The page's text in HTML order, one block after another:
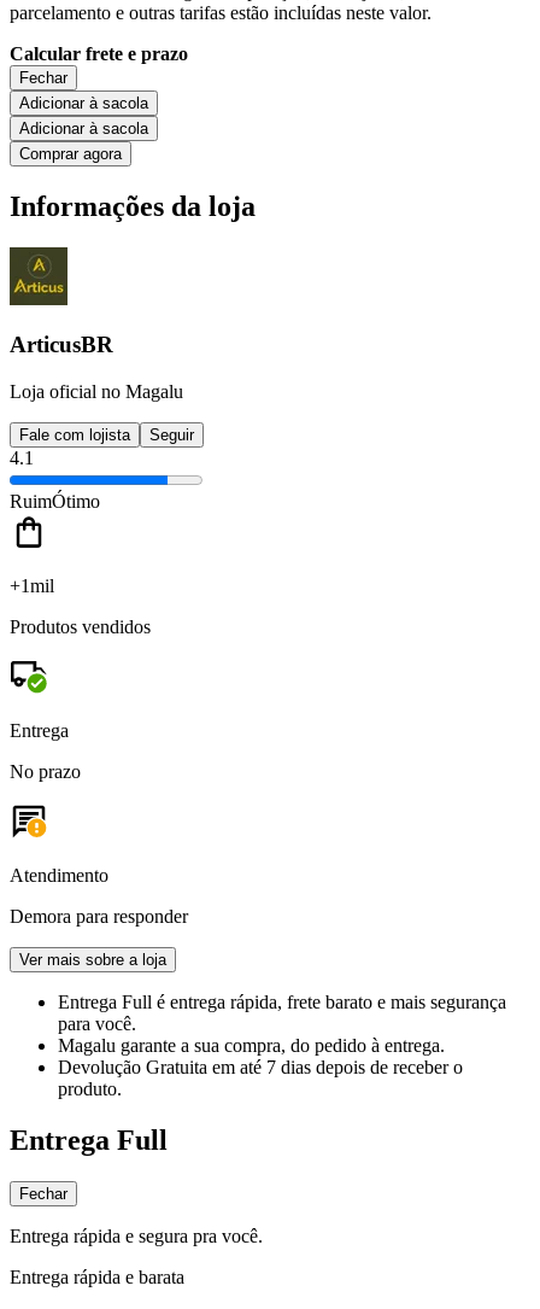
parcelamento e outras tarifas estão incluídas neste valor.
Calcular frete e prazo
Fechar
Adicionar à sacola
Adicionar à sacola
Comprar agora
Informações da loja
ArticusBR
Loja oficial no Magalu
Fale com lojista Seguir
4.1
RuimÓtimo
+1mil
Produtos vendidos
Entrega
No prazo
Atendimento
Demora para responder
Ver mais sobre a loja
Entrega Full é entrega rápida, frete barato e mais segurança
para você.
Magalu garante a sua compra, do pedido à entrega.
Devolução Gratuita em até 7 dias depois de receber o
produto.
Entrega Full
Fechar
Entrega rápida e segura pra você.
Entrega rápida e barata